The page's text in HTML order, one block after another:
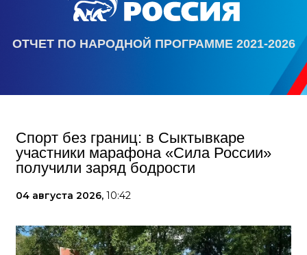
ОТЧЕТ ПО НАРОДНОЙ ПРОГРАММЕ 2021-2026
Спорт без границ: в Сыктывкаре
участники марафона «Сила России»
получили заряд бодрости
04 августа 2026, 10:42